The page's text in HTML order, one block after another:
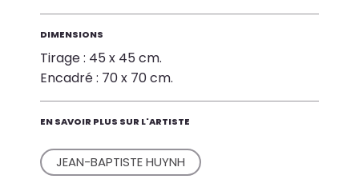
DIMENSIONS
Tirage : 45 x 45 cm.
Encadré : 70 x 70 cm.
EN SAVOIR PLUS SUR L'ARTISTE
JEAN-BAPTISTE HUYNH